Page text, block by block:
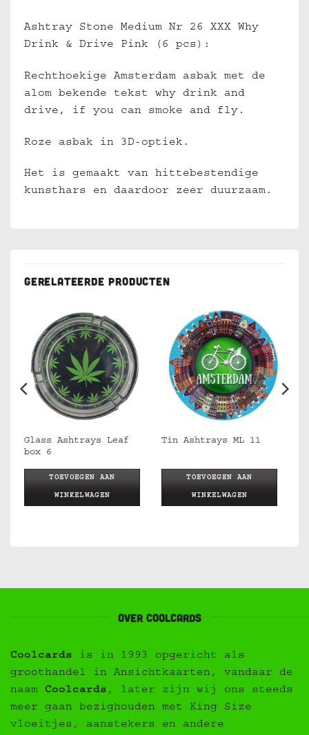
Ashtray Stone Medium Nr 26 XXX Why
Drink & Drive Pink (6 pcs):
Rechthoekige Amsterdam asbak met de
alom bekende tekst why drink and
drive, if you can smoke and fly.
Roze asbak in 3D-optiek.
Het is gemaakt van hittebestendige
kunsthars en daardoor zeer duurzaam.
GERELATEERDE PRODUCTEN
Glass Ashtrays Leaf
box 6
TOEVOEGEN AAN
WINKELWAGEN
Tin Ashtrays ML 11
TOEVOEGEN AAN
WINKELWAGEN
Over Coolcards
Coolcards is in 1993 opgericht als
groothandel in Ansichtkaarten, vandaar de
naam Coolcards , later zijn wij ons steeds
meer gaan bezighouden met King Size
vloeitjes, aanstekers en andere